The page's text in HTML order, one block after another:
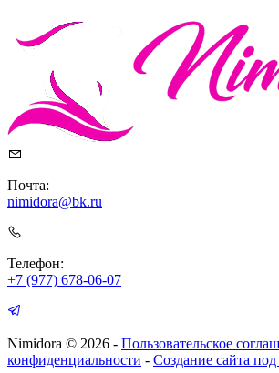
Почта:
nimidora@bk.ru
Телефон:
+7 (977) 678-06-07
Nimidora © 2026 - Пользовательское
конфиденциальности - Создание сайта